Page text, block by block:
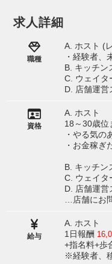
求人詳細
職種
A. ホスト (
・経験者、
B. キッチン
C. ウェイタ
D. 店舗運営
資格
A. ホスト
18～30歳位
・やる気の
・お金稼ぎ
B. キッチン
C. ウェイタ
D. 店舗運営
…店舗にお
給与
A. ホスト
1日報酬
+指名料+歩
※経験者、